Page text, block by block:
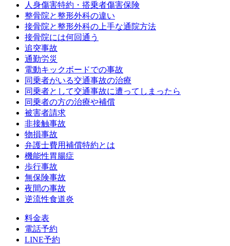
人身傷害特約・搭乗者傷害保険
整骨院と整形外科の違い
接骨院と整形外科の上手な通院方法
接骨院には何回通う
追突事故
通勤労災
電動キックボードでの事故
同乗者がいる交通事故の治療
同乗者として交通事故に遭ってしまったら
同乗者の方の治療や補償
被害者請求
非接触事故
物損事故
弁護士費用補償特約とは
機能性胃腸症
歩行事故
無保険事故
夜間の事故
逆流性食道炎
料金表
電話予約
LINE予約